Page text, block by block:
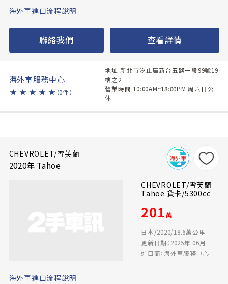
海外車進口流程說明
聯絡我們 查看詳情
海外車服務中心
★ ★ ★ ★ ★ （0件）
地址:新北市汐止區新台五路一段99號19
樓之2
營業時間:10:00AM~18:00PM 周六日公
休
CHEVROLET/雪芙蘭
2020年 Tahoe
CHEVROLET/雪芙蘭
Tahoe 貨卡/5300cc
201萬
日本/2020/18.6萬公里
更新日期：2025年 06月
進口商：海外車服務中心
海外車進口流程說明